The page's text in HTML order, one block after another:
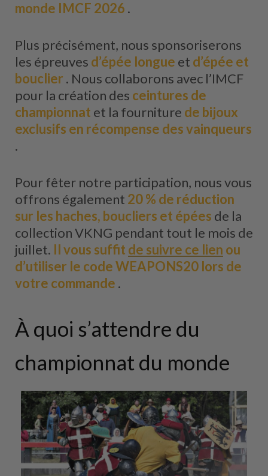
monde IMCF 2026 .
Plus précisément, nous sponsoriserons
les épreuves d’épée longue et d’épée et
bouclier . Nous collaborons avec l’IMCF
pour la création des ceintures de
championnat et la fourniture de bijoux
exclusifs en récompense des vainqueurs
.
Pour fêter notre participation, nous vous
offrons également 20 % de réduction
sur les haches, boucliers et épées de la
collection VKNG pendant tout le mois de
juillet. Il vous suffit de suivre ce lien ou
d’utiliser le code WEAPONS20 lors de
votre commande .
À quoi s’attendre du
championnat du monde